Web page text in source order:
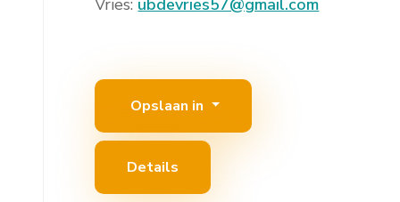
Vries: ubdevries57@gmail.com
Opslaan in
Details